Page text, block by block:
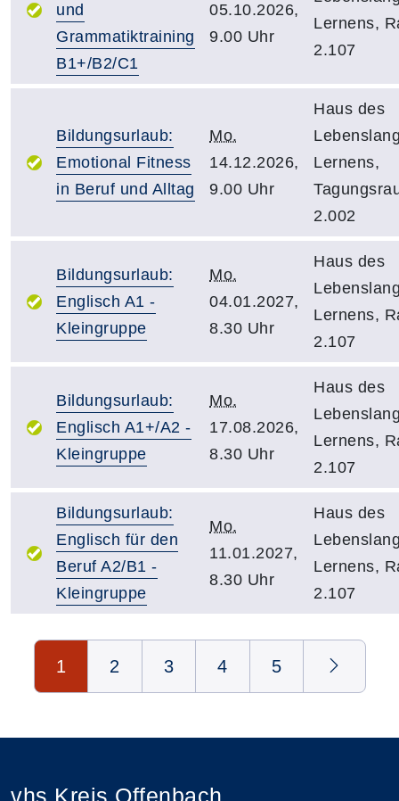
und
Grammatiktraining
B1+/B2/C1
05.10.2026,
9.00 Uhr
Lernens,
2.107
Bildungsurlaub:
Emotional Fitness
in Beruf und Alltag
Mo.
14.12.2026,
9.00 Uhr
Haus des
Lernens,
2.002
Bildungsurlaub:
Englisch A1 -
Kleingruppe
Mo.
04.01.2027,
8.30 Uhr
Haus des
Lernens,
2.107
Bildungsurlaub:
Englisch A1+/A2 -
Kleingruppe
Mo.
17.08.2026,
8.30 Uhr
Haus des
Lernens,
2.107
Bildungsurlaub:
Englisch für den
Beruf A2/B1 -
Kleingruppe
Mo.
11.01.2027,
8.30 Uhr
Haus des
Lernens,
2.107
Seite 1 von 5
1 2 3 4 5
vhs Kreis Offenbach